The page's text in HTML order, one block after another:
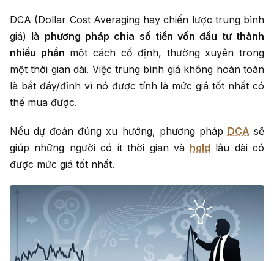
DCA (Dollar Cost Averaging hay chiến lược trung bình
giá) là phương pháp chia số tiền vốn đầu tư thành
nhiều phần một cách cố định, thường xuyên trong
một thời gian dài. Việc trung bình giá không hoàn toàn
là bắt đáy/đỉnh vì nó được tính là mức giá tốt nhất có
thể mua được.
Nếu dự đoán đúng xu hướng, phương pháp DCA sẽ
giúp những người có ít thời gian và hold lâu dài có
được mức giá tốt nhất.